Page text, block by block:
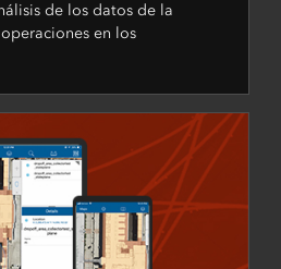
de los datos de la
en los